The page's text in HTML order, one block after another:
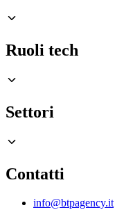
Ruoli tech
Settori
Contatti
info@btpagency.it